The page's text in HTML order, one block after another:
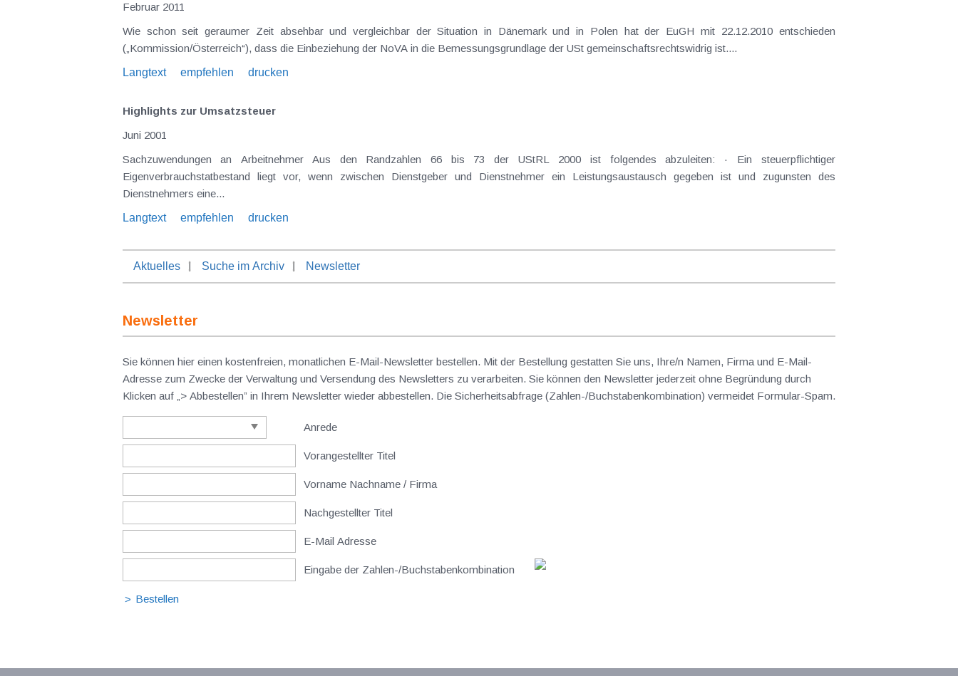
Februar 2011
Wie schon seit geraumer Zeit absehbar und vergleichbar der Situation in Dänemark und in Polen hat der EuGH mit 22.12.2010 entschieden
(„Kommission/Österreich“), dass die Einbeziehung der NoVA in die Bemessungsgrundlage der USt gemeinschaftsrechtswidrig ist....
Langtext
empfehlen drucken
Highlights zur Umsatzsteuer
Juni 2001
Sachzuwendungen an Arbeitnehmer Aus den Randzahlen 66 bis 73 der UStRL 2000 ist folgendes abzuleiten: · Ein steuerpflichtiger
Eigenverbrauchstatbestand liegt vor, wenn zwischen Dienstgeber und Dienstnehmer ein Leistungsaustausch gegeben ist und zugunsten des
Dienstnehmers eine...
Langtext
empfehlen drucken
Aktuelles Suche im Archiv Newsletter
Newsletter
Sie können hier einen kostenfreien, monatlichen E-Mail-Newsletter bestellen. Mit der Bestellung gestatten Sie uns, Ihre/n Namen, Firma und E-Mail-
Adresse zum Zwecke der Verwaltung und Versendung des Newsletters zu verarbeiten. Sie können den Newsletter jederzeit ohne Begründung durch
Klicken auf „> Abbestellen” in Ihrem Newsletter wieder abbestellen. Die Sicherheitsabfrage (Zahlen-/Buchstabenkombination) vermeidet Formular-Spam.
Anrede
Vorangestellter Titel
Vorname Nachname / Firma
Nachgestellter Titel
E-Mail Adresse
Eingabe der Zahlen-/Buchstabenkombination